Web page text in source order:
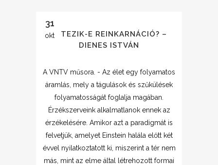
31
oktLÉTEZIK-E REINKARNÁCIÓ? –
DIENES ISTVÁN
A VNTV műsora. - Az élet egy folyamatos
áramlás, mely a tágulások és szűkülések
folyamatosságát foglalja magában.
Érzékszerveink alkalmatlanok ennek az
érzékelésére. Amikor azt a paradigmát is
felvetjük, amelyet Einstein halála előtt két
évvel nyilatkoztatott ki, miszerint a tér nem
más, mint az elme által létrehozott formai